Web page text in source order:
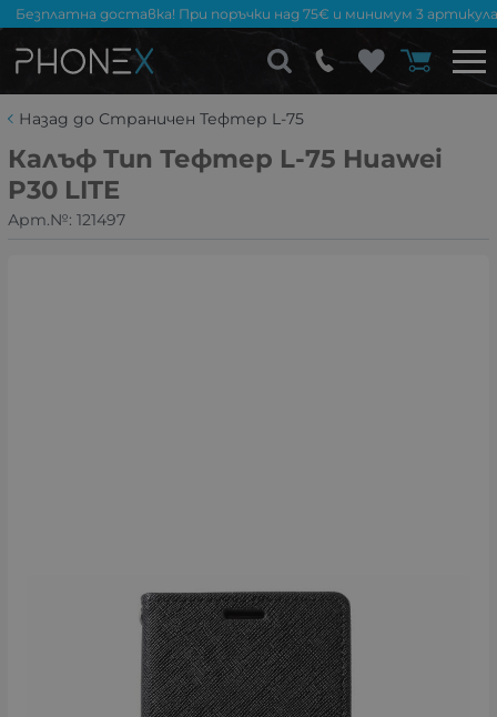
Безплатна доставка! При поръчки над 75€ и минимум 3
Назад до Страничен Тефтер L-75
Калъф Тип Тефтер L-75 Huawei
P30 LITE
Арт.№: 121497